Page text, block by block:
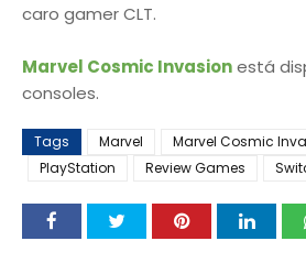
caro gamer CLT.
Marvel Cosmic Invasionestá
consoles.
Tags Marvel Marvel Cosmic
PlayStation
Review Games